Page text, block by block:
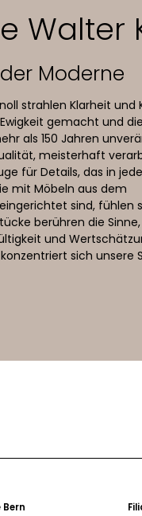
Harald 2
Walter
Moderne
strahlen Klarheit und
gemacht und
als 150 Jahren
meisterhaft
für Details, das in
mit Möbeln aus dem
sind, fühlen
berühren die
und
sich unsere
Bern